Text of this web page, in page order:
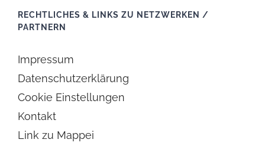
RECHTLICHES & LINKS ZU NETZWERKEN /
PARTNERN
Impressum
Datenschutzerklärung
Cookie Einstellungen
Kontakt
Link zu Mappei